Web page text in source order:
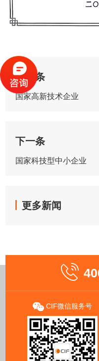
上一条
国家高新技术企业
下一条
国家科技型中小企业
更多新闻
CIF微信服务号